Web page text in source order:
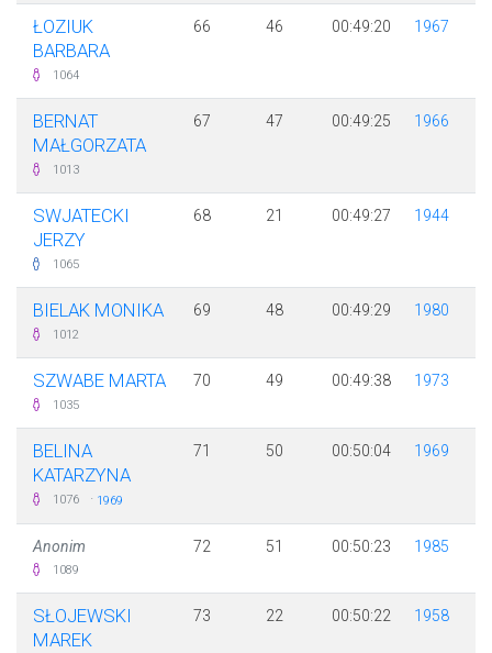
ŁOZIUK
BARBARA
1064
66 46 00:49:20 1967
BERNAT
MAŁGORZATA
1013
67 47 00:49:25 1966
SWJATECKI
JERZY
1065
68 21 00:49:27 1944
BIELAK MONIKA
1012
69 48 00:49:29 1980
SZWABE MARTA
1035
70 49 00:49:38 1973
BELINA
KATARZYNA
1076 · 1969
71 50 00:50:04 1969
Anonim
1089
72 51 00:50:23 1985
SŁOJEWSKI
MAREK
73 22 00:50:22 1958